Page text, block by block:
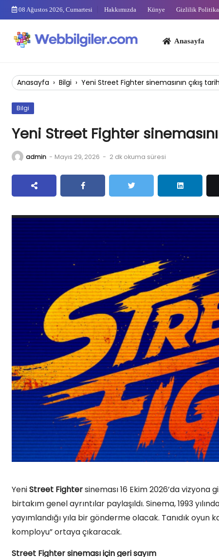
Skip
08 Ağustos 2026, Cumartesi Hakkımızda Künye Gizlilik
Anasayfa
Anasayfa › Bilgi › Yeni Street Fighter sinemasının çıkış
Bilgi
Yeni Street Fighter
admin - Mayıs 29, 2026 - 2 dk okuma süresi
YeniStreet Fightersineması 16 Ekim 2026’da vizyona
birtakım genel ayrıntılar paylaşıldı. Sinema, 1993
yayımlandığı yıla bir gönderme olacak. Tanıdık
komployu” ortaya çıkaracak.
Street Fighter sineması için geri sayım